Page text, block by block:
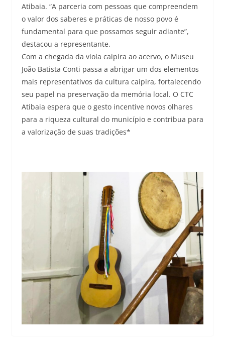
Atibaia. “A parceria com pessoas que compreendem
o valor dos saberes e práticas de nosso povo é
fundamental para que possamos seguir adiante”,
destacou a representante.
Com a chegada da viola caipira ao acervo, o Museu
João Batista Conti passa a abrigar um dos elementos
mais representativos da cultura caipira, fortalecendo
seu papel na preservação da memória local. O CTC
Atibaia espera que o gesto incentive novos olhares
para a riqueza cultural do município e contribua para
a valorização de suas tradições*